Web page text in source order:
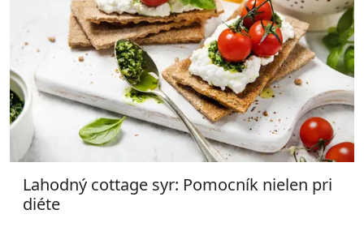
Lahodný cottage syr: Pomocník nielen pri
diéte